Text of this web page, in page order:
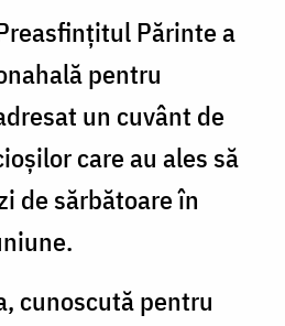
Părinte a
pentru
un cuvânt de
care au ales să
de sărbătoare în
cunoscută pentru